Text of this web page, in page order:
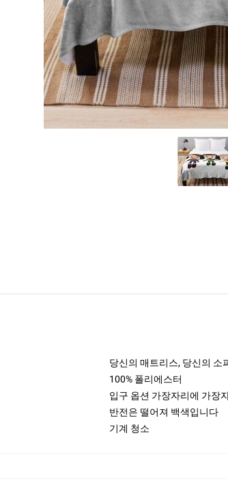
당신의 매트리스, 당신의 소
100% 폴리에스터
입구 옵션 가장자리에 가장
반전은 떨어져 백색입니다
기계 청소